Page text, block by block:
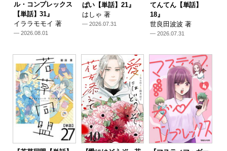
ル・コンプレックス
【単話】31』
イララモモイ 著
— 2026.08.01
ぱい【単話】21』
はしゃ 著
— 2026.07.31
てんてん【単話】
18』
世良田波波 著
— 2026.07.31